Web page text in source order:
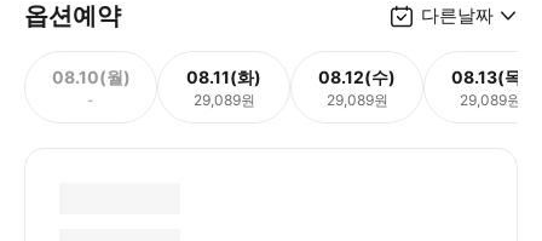
옵션예약 다른날짜
08.10(월)
-
08.11(화)
29,089원
08.12(수)
29,089원
08.13(목)
29,089원